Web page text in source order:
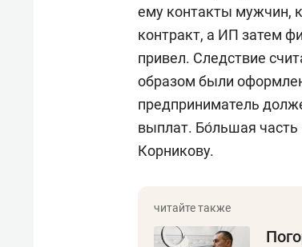
ему контакты мужчин,
контракт, а ИП затем
привел. Следствие
образом были
предприниматель
выплат. Бо́льшая
Корникову.